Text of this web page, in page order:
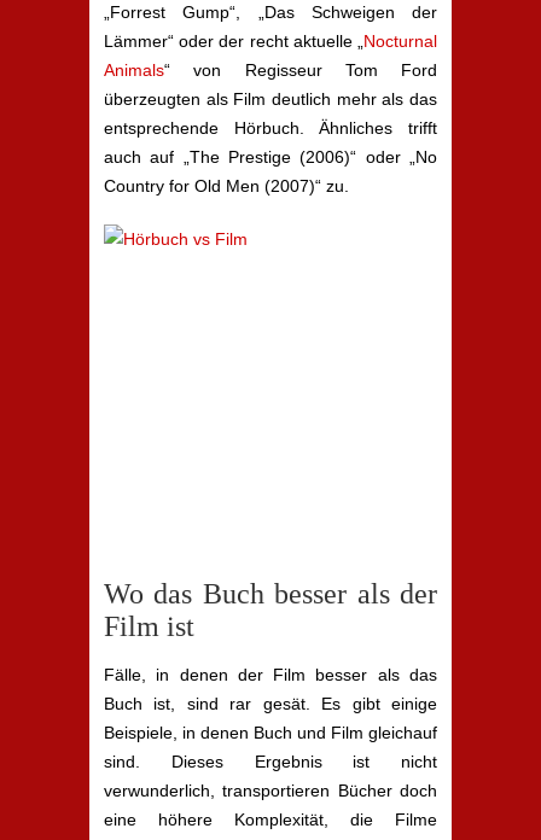
„Forrest Gump“, „Das Schweigen der
Lämmer“ oder der recht aktuelle „ Nocturnal
Animals“ von Regisseur Tom Ford
überzeugten als Film deutlich mehr als das
entsprechende Hörbuch. Ähnliches trifft
auch auf „The Prestige (2006)“ oder „No
Country for Old Men (2007)“ zu.
Wo das Buch besser als der
Film ist
Fälle, in denen der Film besser als das
Buch ist, sind rar gesät. Es gibt einige
Beispiele, in denen Buch und Film gleichauf
sind. Dieses Ergebnis ist nicht
verwunderlich, transportieren Bücher doch
eine höhere Komplexität, die Filme